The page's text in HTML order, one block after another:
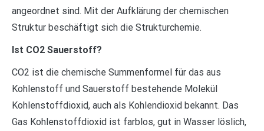
angeordnet sind. Mit der Aufklärung der chemischen
Struktur beschäftigt sich die Strukturchemie.
Ist CO2 Sauerstoff?
CO2 ist die chemische Summenformel für das aus
Kohlenstoff und Sauerstoff bestehende Molekül
Kohlenstoffdioxid, auch als Kohlendioxid bekannt. Das
Gas Kohlenstoffdioxid ist farblos, gut in Wasser löslich,